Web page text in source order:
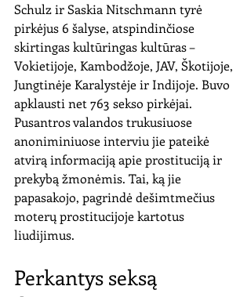
Schulz ir Saskia Nitschmann tyrė
pirkėjus 6 šalyse, atspindinčiose
skirtingas kultūringas kultūras –
Vokietijoje, Kambodžoje, JAV, Škotijoje,
Jungtinėje Karalystėje ir Indijoje. Buvo
apklausti net 763 sekso pirkėjai.
Pusantros valandos trukusiuose
anoniminiuose interviu jie pateikė
atvirą informaciją apie prostituciją ir
prekybą žmonėmis. Tai, ką jie
papasakojo, pagrindė dešimtmečius
moterų prostitucijoje kartotus
liudijimus.
Perkantys seksą